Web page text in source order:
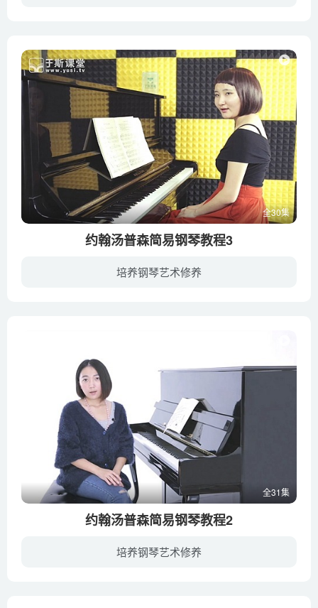
全30集
约翰汤普森简易钢琴教程3
培养钢琴艺术修养
全31集
约翰汤普森简易钢琴教程2
培养钢琴艺术修养